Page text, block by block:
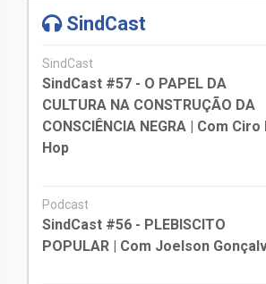
SindCast
SindCast
SindCast #57 - O PAPEL DA
CULTURA NA CONSTRUÇÃO DA
CONSCIÊNCIA NEGRA | Com Ciro
Hop
Podcast
SindCast #56 - PLEBISCITO
POPULAR | Com Joelson